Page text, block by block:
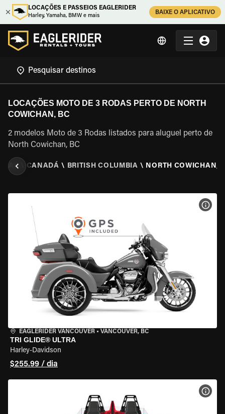
LOCAÇÕES E PASSEIOS EAGLERIDER
Harley, Yamaha, BMW e mais
BAIXE O APLICATIVO
LOCAÇÕES MOTO DE 3 RODAS PERTO DE NORTH
COWICHAN, BC
2 modelos Moto de 3 Rodas listados para aluguel perto de
North Cowichan, BC
CANADÁ \ BRITISH COLUMBIA \ NORTH COWICHAN,
EAGLERIDER VANCOUVER • VANCOUVER, BC
TRI GLIDE® ULTRA
Harley-Davidson
$255.99 / dia
VER
VER